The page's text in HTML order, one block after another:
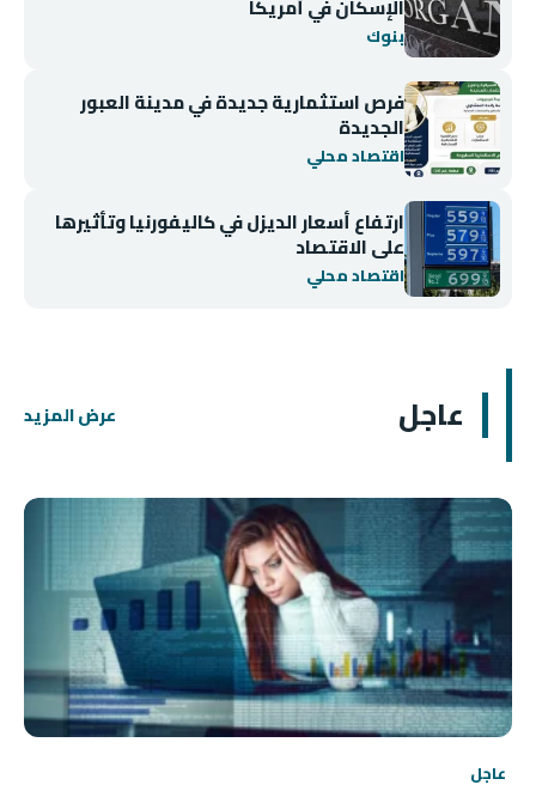
الإسكان في أمريكا
بنوك
فرص استثمارية جديدة في مدينة العبور
الجديدة
اقتصاد محلي
ارتفاع أسعار الديزل في كاليفورنيا وتأثيرها
على الاقتصاد
اقتصاد محلي
عاجل عرض المزيد
عاجل